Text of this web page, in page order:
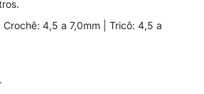
Crochê: 4,5 a 7,0mm | Tricô: 4,5 a